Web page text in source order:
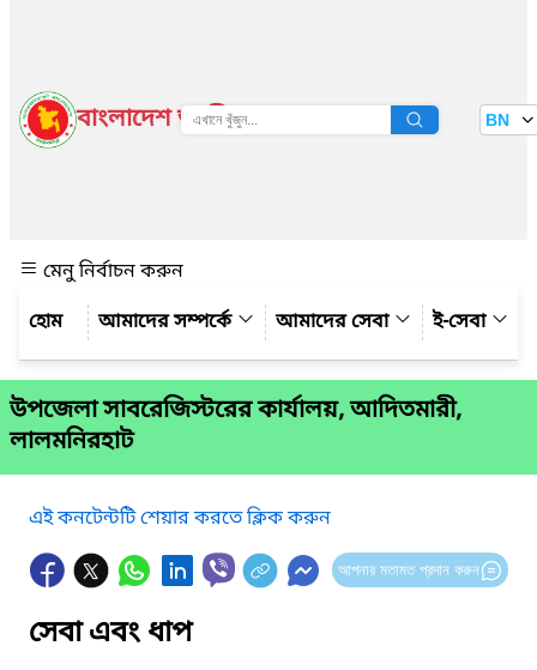
বাংলাদেশ জাতীয় তথ্য বাতায়ন BN
মেনু নির্বাচন করুন
আমাদের সম্পর্কে
আমাদের সেবা ই-সেবা
উপজেলা সাবরেজিস্টরের কার্যালয়, আদিতমারী,
লালমনিরহাট
এই কনটেন্টটি শেয়ার করতে ক্লিক করুন
আপনার মতামত প্রদান করুন
সেবা এবং ধাপ